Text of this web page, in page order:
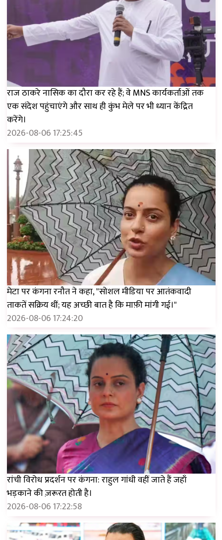
राज ठाकरे नासिक का दौरा कर रहे हैं; वे MNS कार्यकर्ताओं तक
एक संदेश पहुंचाएंगे और साथ ही कुंभ मेले पर भी ध्यान केंद्रित
करेंगे।
2026-08-06 17:25:45
मेटा पर कंगना रनौत ने कहा, "सोशल मीडिया पर आतंकवादी
ताकतें सक्रिय थीं; यह अच्छी बात है कि माफ़ी मांगी गई।"
2026-08-06 17:24:20
रांची विरोध प्रदर्शन पर कंगना: राहुल गांधी वहीं जाते हैं जहाँ
भड़काने की ज़रूरत होती है।
2026-08-06 17:22:58